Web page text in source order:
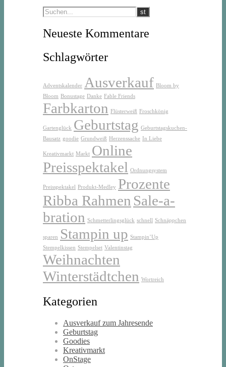
Neueste Kommentare
Schlagwörter
Adventskalender Ausverkauf Bloom by
Bloom Bonustage Danke Fable Friends
Farbkarton Flüsterweiß Froschkönig
Gartenglück Geburtstag Geburtstagskuchen-
Bausatz goodie Grundweiß Herzenssache In Liebe
Kreativmarkt Markt Online
Preisspektakel
Ordnungsystem
Preisspektakel Produkt-Medley Prozente
Ribba Rahmen Sale-a-
bration Schmetterlingsglück schnell Schnäppchen
sparen Stampin up Stampin’Up
Stempelkissen Stempelset Valentinstag
Weihnachten
Winterstädtchen Wortreich
Kategorien
Ausverkauf zum Jahresende
Geburtstag
Goodies
Kreativmarkt
OnStage